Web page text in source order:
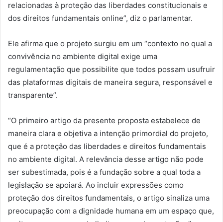
relacionadas à proteção das liberdades constitucionais e
dos direitos fundamentais online”, diz o parlamentar.
Ele afirma que o projeto surgiu em um “contexto no qual a
convivência no ambiente digital exige uma
regulamentação que possibilite que todos possam usufruir
das plataformas digitais de maneira segura, responsável e
transparente”.
“O primeiro artigo da presente proposta estabelece de
maneira clara e objetiva a intenção primordial do projeto,
que é a proteção das liberdades e direitos fundamentais
no ambiente digital. A relevância desse artigo não pode
ser subestimada, pois é a fundação sobre a qual toda a
legislação se apoiará. Ao incluir expressões como
proteção dos direitos fundamentais, o artigo sinaliza uma
preocupação com a dignidade humana em um espaço que,